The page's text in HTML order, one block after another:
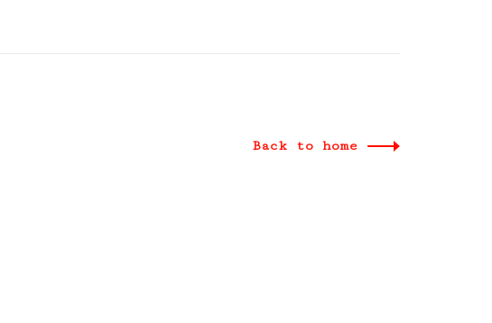
Back to home